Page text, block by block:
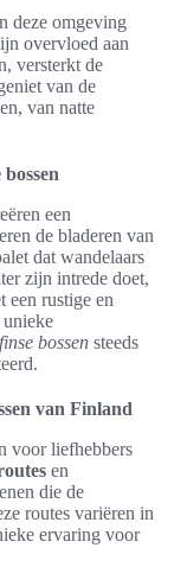
deze omgeving
overvloed aan
versterkt de
van de
van natte
een
de bladeren van
dat wandelaars
zijn intrede doet,
een rustige en
unieke
finse bossen steeds
van Finland
voor liefhebbers
en
die de
routes variëren in
ervaring voor